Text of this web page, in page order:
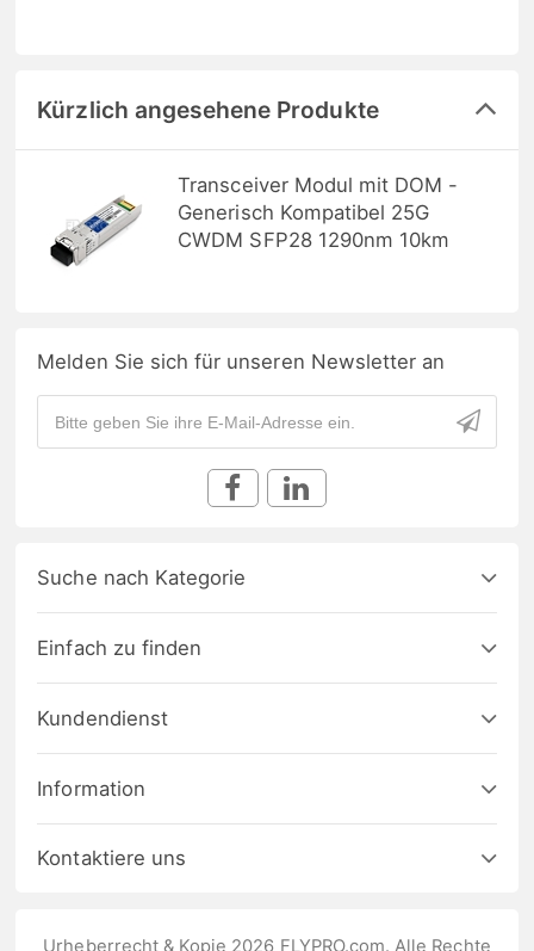
Kürzlich angesehene Produkte
Transceiver Modul mit DOM -
Generisch Kompatibel 25G
CWDM SFP28 1290nm 10km
Melden Sie sich für unseren Newsletter an
Suche nach Kategorie
Einfach zu finden
Kundendienst
Information
Kontaktiere uns
Urheberrecht & Kopie 2026 FLYPRO.com. Alle Rechte